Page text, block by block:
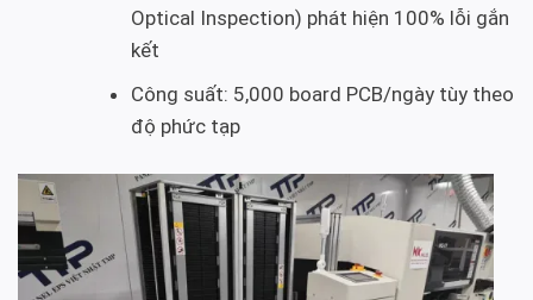
Optical Inspection) phát hiện 100% lỗi gắn
kết
Công suất: 5,000 board PCB/ngày tùy theo
độ phức tạp